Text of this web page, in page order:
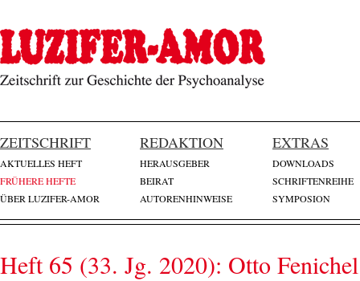
ZEITSCHRIFT
AKTUELLES HEFT
FRÜHERE HEFTE
ÜBER LUZIFER-AMOR
REDAKTION
HERAUSGEBER
BEIRAT
AUTORENHINWEISE
EXTRAS
DOWNLOADS
SCHRIFTENREIHE
SYMPOSION
Heft 65 (33. Jg. 2020): Otto Fenichel